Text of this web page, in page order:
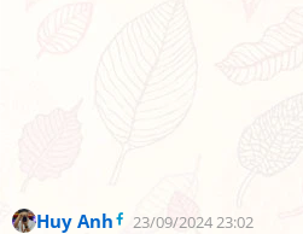
Huy Anh
23/09/2024 23:02